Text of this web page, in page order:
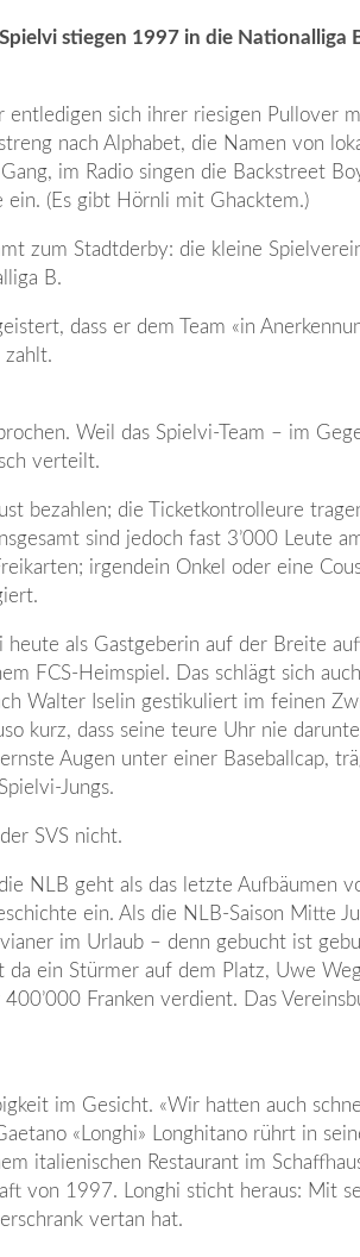
stiegen 1997 in die Nationalliga
entledigen sich ihrer riesigen Pullover
nach Alphabet, die Namen von
im Radio singen die Backstreet
(Es gibt Hörnli mit Ghacktem.)
zum Stadtderby: die kleine
B.
dass er dem Team «in
zahlt.
Weil das Spielvi-Team – im
verteilt.
bezahlen; die Ticketkontrolleure
sind jedoch fast 3’000 Leute
irgendein Onkel oder eine
heute als Gastgeberin auf der Breite
FCS-Heimspiel. Das schlägt sich
Walter Iselin gestikuliert im feinen
kurz, dass seine teure Uhr nie
Augen unter einer Baseballcap,
Jungs.
SVS nicht.
NLB geht als das letzte Aufbäumen
ein. Als die NLB-Saison Mitte
im Urlaub – denn gebucht ist
da ein Stürmer auf dem Platz, Uwe
400’000 Franken verdient. Das
im Gesicht. «Wir hatten auch
«Longhi» Longhitano rührt in
italienischen Restaurant im
von 1997. Longhi sticht heraus: Mit
vertan hat.